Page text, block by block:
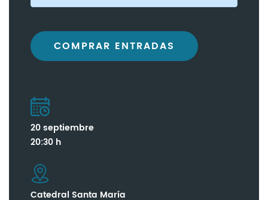
COMPRAR ENTRADAS
20 septiembre
20:30 h
Catedral Santa María